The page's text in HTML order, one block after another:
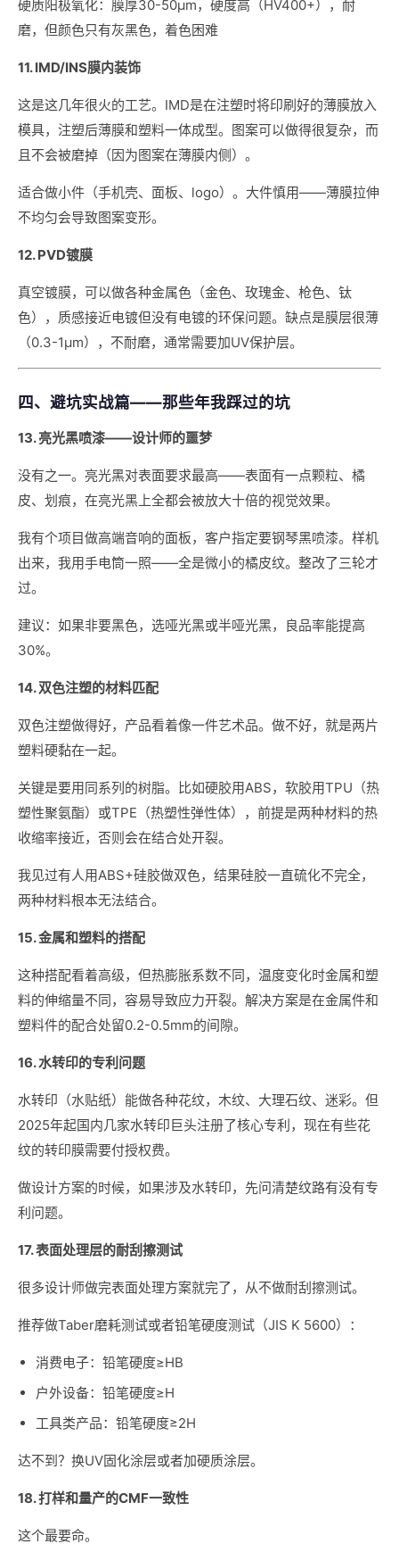
硬质阳极氧化：膜厚30-50μm，硬度高（HV400+），耐
磨，但颜色只有灰黑色，着色困难
11. IMD/INS膜内装饰
这是这几年很火的工艺。IMD是在注塑时将印刷好的薄膜放入
模具，注塑后薄膜和塑料一体成型。图案可以做得很复杂，而
且不会被磨掉（因为图案在薄膜内侧）。
适合做小件（手机壳、面板、logo）。大件慎用——薄膜拉伸
不均匀会导致图案变形。
12. PVD镀膜
真空镀膜，可以做各种金属色（金色、玫瑰金、枪色、钛
色），质感接近电镀但没有电镀的环保问题。缺点是膜层很薄
（0.3-1μm），不耐磨，通常需要加UV保护层。
四、避坑实战篇——那些年我踩过的坑
13. 亮光黑喷漆——设计师的噩梦
没有之一。亮光黑对表面要求最高——表面有一点颗粒、橘
皮、划痕，在亮光黑上全都会被放大十倍的视觉效果。
我有个项目做高端音响的面板，客户指定要钢琴黑喷漆。样机
出来，我用手电筒一照——全是微小的橘皮纹。整改了三轮才
过。
建议：如果非要黑色，选哑光黑或半哑光黑，良品率能提高
30%。
14. 双色注塑的材料匹配
双色注塑做得好，产品看着像一件艺术品。做不好，就是两片
塑料硬黏在一起。
关键是要用同系列的树脂。比如硬胶用ABS，软胶用TPU（热
塑性聚氨酯）或TPE（热塑性弹性体），前提是两种材料的热
收缩率接近，否则会在结合处开裂。
我见过有人用ABS+硅胶做双色，结果硅胶一直硫化不完全，
两种材料根本无法结合。
15. 金属和塑料的搭配
这种搭配看着高级，但热膨胀系数不同，温度变化时金属和塑
料的伸缩量不同，容易导致应力开裂。解决方案是在金属件和
塑料件的配合处留0.2-0.5mm的间隙。
16. 水转印的专利问题
水转印（水贴纸）能做各种花纹，木纹、大理石纹、迷彩。但
2025年起国内几家水转印巨头注册了核心专利，现在有些花
纹的转印膜需要付授权费。
做设计方案的时候，如果涉及水转印，先问清楚纹路有没有专
利问题。
17. 表面处理层的耐刮擦测试
很多设计师做完表面处理方案就完了，从不做耐刮擦测试。
推荐做Taber磨耗测试或者铅笔硬度测试（JIS K 5600）：
消费电子：铅笔硬度≥HB
户外设备：铅笔硬度≥H
工具类产品：铅笔硬度≥2H
达不到？换UV固化涂层或者加硬质涂层。
18. 打样和量产的CMF一致性
这个最要命。